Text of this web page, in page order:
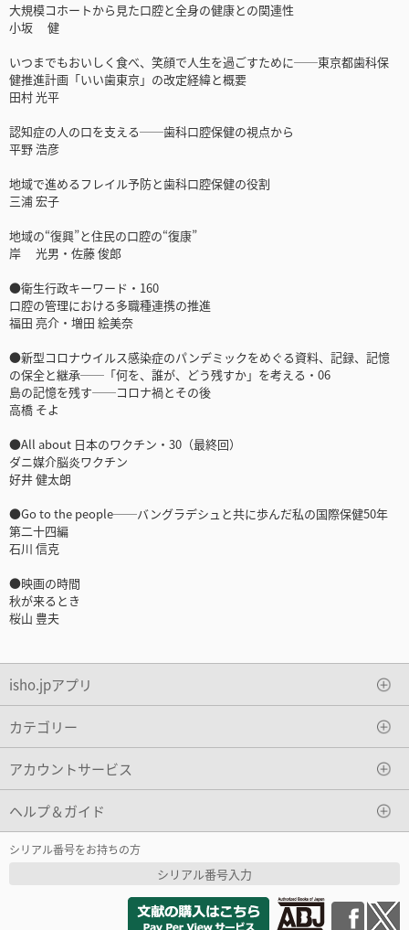
大規模コホートから見た口腔と全身の健康との関連性
小坂 健
いつまでもおいしく食べ、笑顔で人生を過ごすために──東京都歯科保
健推進計画「いい歯東京」の改定経緯と概要
田村 光平
認知症の人の口を支える──歯科口腔保健の視点から
平野 浩彦
地域で進めるフレイル予防と歯科口腔保健の役割
三浦 宏子
地域の“復興”と住民の口腔の“復康”
岸 光男・佐藤 俊郎
●衛生行政キーワード・160
口腔の管理における多職種連携の推進
福田 亮介・増田 絵美奈
●新型コロナウイルス感染症のパンデミックをめぐる資料、記録、記憶
の保全と継承──「何を、誰が、どう残すか」を考える・06
島の記憶を残す──コロナ禍とその後
高橋 そよ
●All about 日本のワクチン・30（最終回）
ダニ媒介脳炎ワクチン
好井 健太朗
●Go to the people──バングラデシュと共に歩んだ私の国際保健50年
第二十四編
石川 信克
●映画の時間
秋が来るとき
桜山 豊夫
isho.jpアプリ
カテゴリー
アカウントサービス
ヘルプ＆ガイド
シリアル番号をお持ちの方
シリアル番号入力